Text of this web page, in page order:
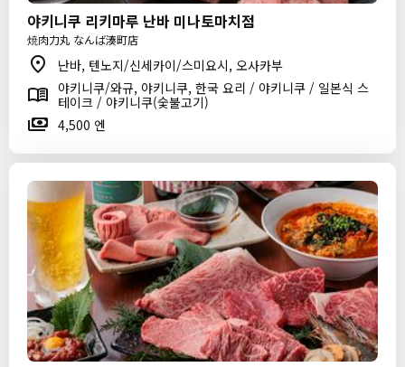
야키니쿠 리키마루 난바 미나토마치점
焼肉力丸 なんば湊町店
난바, 텐노지/신세카이/스미요시, 오사카부
야키니쿠/와규, 야키니쿠, 한국 요리 / 야키니쿠 / 일본식 스
테이크 / 야키니쿠(숯불고기)
4,500 엔